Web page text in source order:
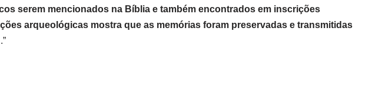
serem mencionados na Bíblia e também encontrados em inscrições
arqueológicas mostra que as memórias foram preservadas e transmitidas
.”